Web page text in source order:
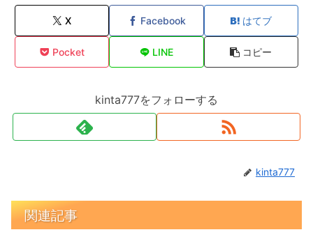
X Facebook はてブ
Pocket LINE コピー
kinta777をフォローする
kinta777
関連記事